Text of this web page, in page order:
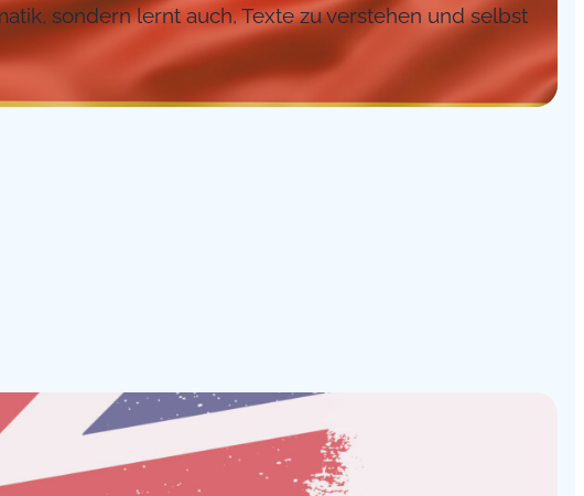
sondern lernt auch, Texte zu verstehen und selbst